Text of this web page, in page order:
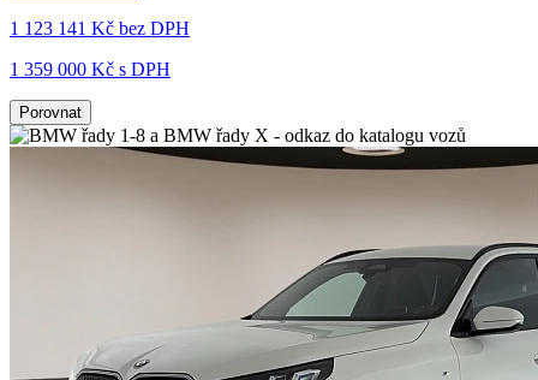
1 123 141 Kč bez DPH
1 359 000 Kč s DPH
Porovnat